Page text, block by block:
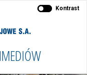
Kontrast